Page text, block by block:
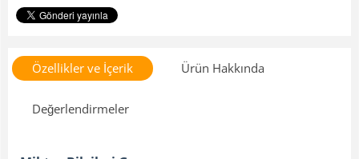
Özellikler ve İçerik Ürün Hakkında
Değerlendirmeler